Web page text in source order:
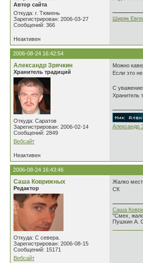
Автор сайта
Откуда: г. Тюмень
Зарегистрирован: 2006-03-27
Сообщений: 366
Ширяк
Неактивен
2006-08-24 16:42:54
Александр Зрячкин
Хранитель традиций
Откуда: Саратов
Зарегистрирован: 2006-02-14
Сообщений: 2849
Вебсайт
Можно
Если это
С
Хранитель
Александр
Неактивен
2006-08-24 16:43:46
Саша Коврижных
Редактор
Откуда: С севера.
Зарегистрирован: 2006-08-15
Сообщений: 15171
Вебсайт
Жалко
СК
Саша
"Смех,
Пушкин А.